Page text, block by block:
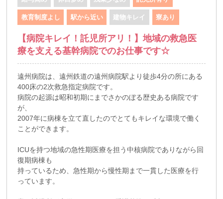
教育制度よし 駅から近い 建物キレイ 寮あり
【病院キレイ！託児所アリ！】地域の救急医
療を支える基幹病院でのお仕事です☆
遠州病院は、遠州鉄道の遠州病院駅より徒歩4分の所にある
400床の2次救急指定病院です。
病院の起源は昭和初期にまでさかのぼる歴史ある病院です
が、
2007年に病棟を立て直したのでとてもキレイな環境で働く
ことができます。
ICUを持つ地域の急性期医療を担う中核病院でありながら回
復期病棟も
持っているため、急性期から慢性期まで一貫した医療を行
っています。